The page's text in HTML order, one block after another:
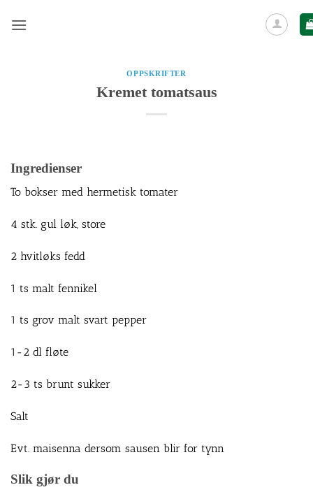
OPPSKRIFTER
Kremet tomatsaus
Ingredienser
To bokser med hermetisk tomater
4 stk. gul løk, store
2 hvitløks fedd
1 ts malt fennikel
1 ts grov malt svart pepper
1-2 dl fløte
2-3 ts brunt sukker
Salt
Evt. maisenna dersom sausen blir for tynn
Slik gjør du